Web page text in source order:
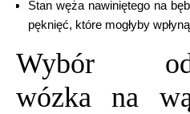
Stan węża nawiniętego na
pęknięć, które mogłyby
Wybór
wózka na